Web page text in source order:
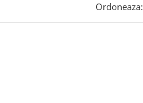
Ordoneaza: